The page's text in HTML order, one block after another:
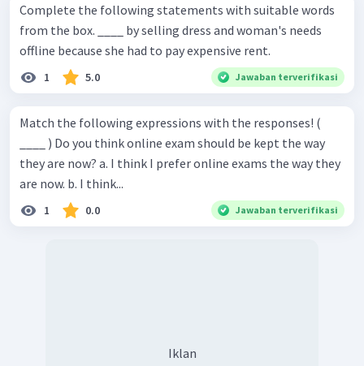
Complete the following statements with suitable words
from the box. ____ by selling dress and woman's needs
offline because she had to pay expensive rent.
1 5.0 Jawaban terverifikasi
Match the following expressions with the responses! (
____ ) Do you think online exam should be kept the way
they are now? a. I think I prefer online exams the way they
are now. b. I think...
1 0.0 Jawaban terverifikasi
Iklan